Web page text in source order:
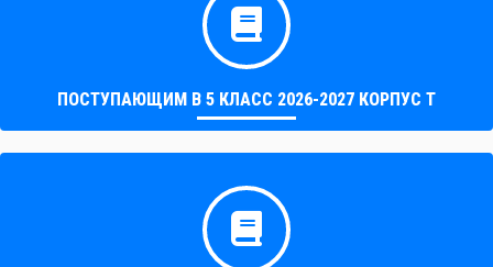
ПОСТУПАЮЩИМ В 5 КЛАСС 2026-2027 КОРПУС Т